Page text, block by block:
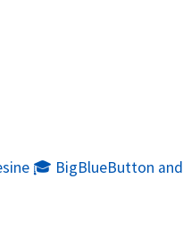
🎓 BigBlueButton and